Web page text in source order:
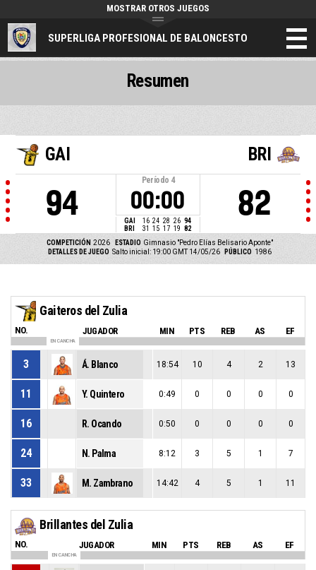
SUPERLIGA PROFESIONAL DE BALONCESTO
MOSTRAR OTROS JUEGOS
GAI
94
Período 4
00:00
GAI 16 24 28 26 94
BRI
31 15 17 19 82
BRI
82
COMPETICIÓN 2026 ESTADIO Gimnasio "Pedro Elías Belisario Aponte"
DETALLES DE JUEGO Salto inicial: 19:00 GMT 14/05/26 PÚBLICO 1986
Resumen
Gaiteros del Zulia
NO. JUGADOR MIN PTS REB AS EF
EN CANCHA
3 Á. Blanco 18:54 10 4 2 13
11 Y. Quintero 0:49 0 0 0 0
16 R. Ocando 0:50 0 0 0 0
24 N. Palma 8:12 3 5 1 7
33 M. Zambrano 14:42 4 5 1 11
Brillantes del Zulia
NO. JUGADOR MIN PTS REB AS EF
EN CANCHA